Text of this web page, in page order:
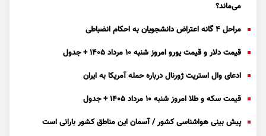
می‌ماند؟
مراحل ۴ گانه اعتراض دانشجویان به احکام انضباطی
قیمت دلار و قیمت یورو امروز شنبه ۱۰ مرداد ۱۴۰۵ + جدول
ادعای وال استریت ژورنال درباره حمله آمریکا به ایران
قیمت سکه و طلا امروز شنبه ۱۰ مرداد ۱۴۰۵ + جدول
پیش بینی هواشناسی کشور / آسمان این مناطق کشور بارانی است